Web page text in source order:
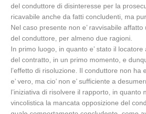
del conduttore di disinteresse per la
ricavabile anche da fatti concludenti, ma
Nel caso presente non e’ ravvisabile affatto
del conduttore, per almeno due ragioni.
In primo luogo, in quanto e’ stato il
del contratto, in un primo momento, e
l’effetto di risoluzione. Il conduttore non ha
e’ vero, ma cio’ non e’ sufficiente a
l’iniziativa di risolvere il rapporto, in quanto
vincolistica la mancata opposizione del